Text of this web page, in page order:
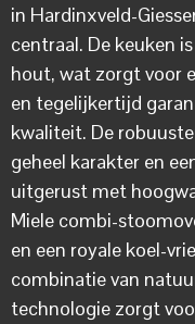
in Hardinxveld-
centraal. De keuken
hout, wat zorgt voor
en tegelijkertijd
kwaliteit. De
geheel karakter en
uitgerust met
Miele combi-
en een royale koel-
combinatie van
technologie zorgt